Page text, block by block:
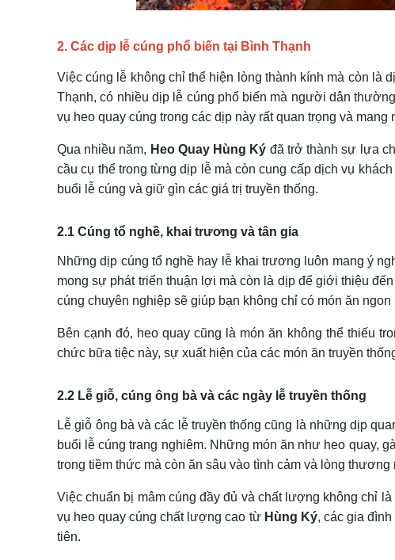
2. Các dịp lễ cúng phổ biến tại Bình Thạnh
Việc cúng lễ không chỉ thể hiện lòng thành kính mà còn là
Thạnh, có nhiều dịp lễ cúng phổ biến mà người dân
vụ heo quay cúng trong các dịp này rất quan trọng và mang
Qua nhiều năm, Heo Quay Hùng Ký đã trở thành sự lựa
cầu cụ thể trong từng dịp lễ mà còn cung cấp dịch vụ
buổi lễ cúng và giữ gìn các giá trị truyền thống.
2.1 Cúng tổ nghề, khai trương và tân gia
Những dịp cúng tổ nghề hay lễ khai trương luôn mang ý
mong sự phát triển thuận lợi mà còn là dịp để giới thiệu
cúng chuyên nghiệp sẽ giúp bạn không chỉ có món ăn
Bên cạnh đó, heo quay cũng là món ăn không thể thiếu
chức bữa tiệc này, sự xuất hiện của các món ăn truyền
2.2 Lễ giỗ, cúng ông bà và các ngày lễ truyền thống
Lễ giỗ ông bà và các lễ truyền thống cũng là những dịp
buổi lễ cúng trang nghiêm. Những món ăn như heo quay,
trong tiềm thức mà còn ăn sâu vào tình cảm và lòng
Việc chuẩn bị mâm cúng đầy đủ và chất lượng không chỉ
vụ heo quay cúng chất lượng cao từ Hùng Ký, các gia
tiên.